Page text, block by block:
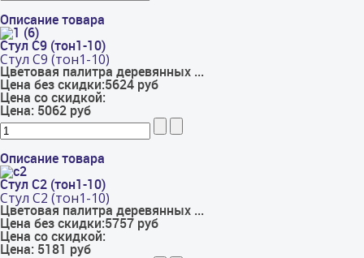
Описание товара
Стул С9 (тон1-10)
Стул С9 (тон1-10)
Цветовая палитра деревянных ...
Цена без скидки:5624 руб
Цена со скидкой:
Цена: 5062 руб
Описание товара
Стул С2 (тон1-10)
Стул С2 (тон1-10)
Цветовая палитра деревянных ...
Цена без скидки:5757 руб
Цена со скидкой:
Цена: 5181 руб